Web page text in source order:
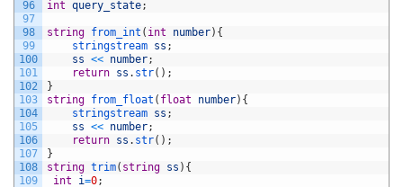
96
97
98
99
100
101
102
103
104
105
106
107
108
109
int query_state;
string from_int ( int number) {
stringstream ss ;
ss << number;
return ss . str( ) ;
}
string from_float ( float number) {
stringstream ss ;
ss << number;
return ss . str( ) ;
}
string trim( string ss ) {
int
i=0;